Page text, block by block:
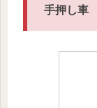
手押し車